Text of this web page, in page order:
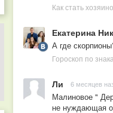
Как стать
Екатерина
А где
Гороскоп по
Ли 6 месяцев
Малиновое "
не нуждающая